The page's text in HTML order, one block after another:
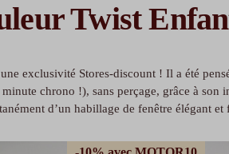
Twist
exclusivité Stores-discount ! Il a été
chrono !), sans perçage, grâce à son
d’un habillage de fenêtre élégant et